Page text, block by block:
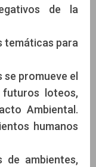
de la
para
promueve el
loteos,
Ambiental.
humanos
ambientes,